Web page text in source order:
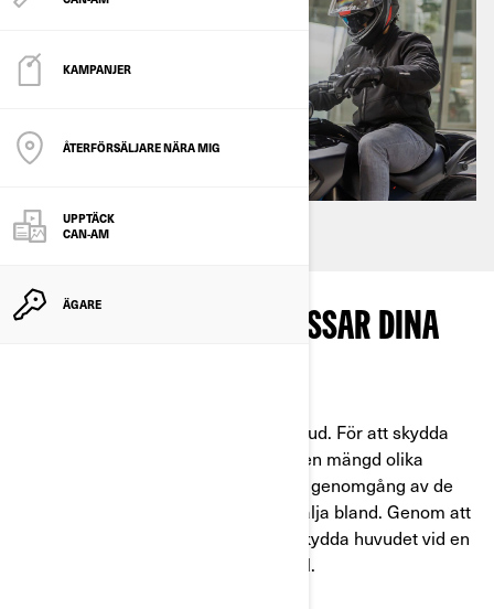
KAMPANJER
ÅTERFÖRSÄLJARE NÄRA MIG
UPPTÄCK
CAN-AM
ÄGARE
VÄLJ EN HJÄLM SOM PASSAR DINA
En ansvarsfull förare har ett gott huvud. För att skydda
denna ovärderliga tillgång finns det en mängd olika
hjälmar att välja på. Här är en snabb genomgång av de
olika typerna av hjälm som du kan välja bland. Genom att
välja rätt typ av hjälm kan du både skydda huvudet vid en
krock och visa upp din personliga stil.